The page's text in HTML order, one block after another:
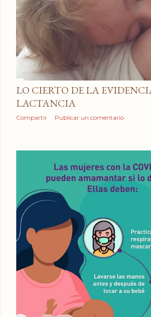
LO CIERTO DE LA
LACTANCIA
Compartir Publicar un comentario